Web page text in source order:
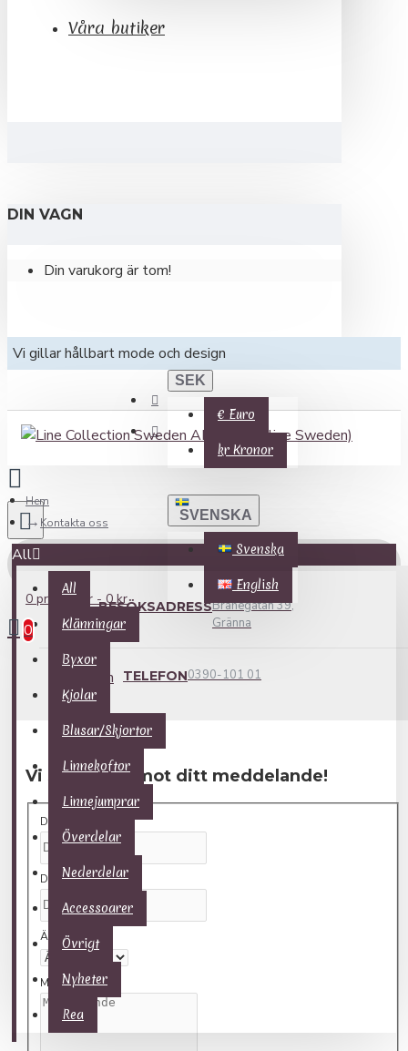
Våra butiker
DIN VAGN
Din varukorg är tom!
Vi gillar hållbart mode och design
SEK
€ Euro
kr Kronor
SVENSKA
Svenska
English
All
All
Klänningar
Byxor
Kjolar
Blusar/Skjortor
Linnekoftor
Linnejumprar
Överdelar
Nederdelar
Accessoarer
Övrigt
Nyheter
Rea
0 produkter - 0 kr
0
Hem
Kontakta oss
BESÖKSADRESSBrahegatan 39,
Gränna
TELEFON0390-101 01
Vi ser fram emot ditt meddelande!
Ditt namn
Din email
Ämne
Meddelande